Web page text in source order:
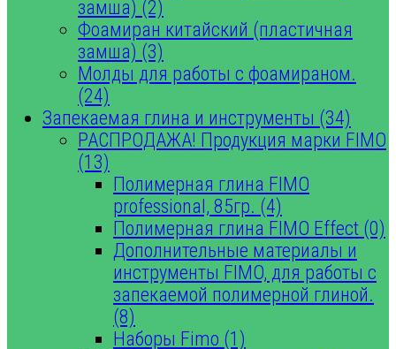
замша) (2)
Фоамиран китайский (пластичная
замша) (3)
Молды для работы с фоамираном.
(24)
Запекаемая глина и инструменты (34)
РАСПРОДАЖА! Продукция марки FIMO
(13)
Полимерная глина FIMO
professional, 85гр. (4)
Полимерная глина FIMO Effect (0)
Дополнительные материалы и
инструменты FIMO, для работы с
запекаемой полимерной глиной.
(8)
Наборы Fimo (1)